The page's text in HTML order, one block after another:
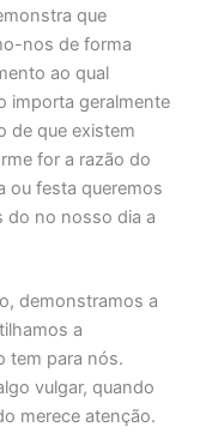
que
nos de forma
ao qual
importa geralmente
de que existem
for a razão do
ou festa queremos
do no nosso dia a
demonstramos a
a
tem para nós.
vulgar, quando
merece atenção.